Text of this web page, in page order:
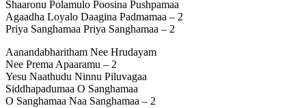
Shaaronu Polamulo Poosina Pushpamaa
Agaadha Loyalo Daagina Padmamaa – 2
Priya Sanghamaa Priya Sanghamaa – 2
Aanandabharitham Nee Hrudayam
Nee Prema Apaaramu – 2
Yesu Naathudu Ninnu Piluvagaa
Siddhapadumaa O Sanghamaa
O Sanghamaa Naa Sanghamaa – 2